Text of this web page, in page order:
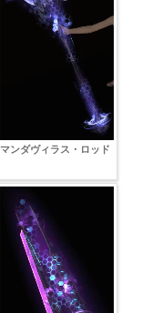
マンダヴィラス・ロッド